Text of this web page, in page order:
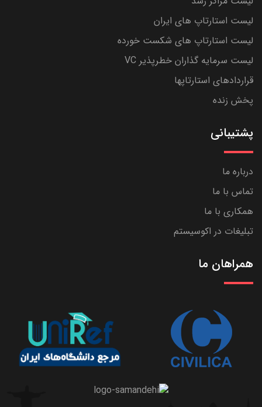
لیست استارتاپ های ایران
لیست استارتاپ های شکست خورده
لیست سرمایه گذاران خطرپذیر VC
قراردادهای استارتاپها
پخش زنده
پشتیبانی
درباره ما
تماس با ما
همکاری با ما
تبلیغات در اکوسیستم
همراهان ما